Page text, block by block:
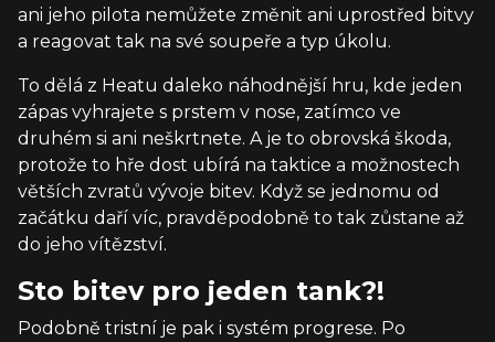
ani jeho pilota nemůžete změnit ani uprostřed bitvy
a reagovat tak na své soupeře a typ úkolu.
To dělá z Heatu daleko náhodnější hru, kde jeden
zápas vyhrajete s prstem v nose, zatímco ve
druhém si ani neškrtnete. A je to obrovská škoda,
protože to hře dost ubírá na taktice a možnostech
větších zvratů vývoje bitev. Když se jednomu od
začátku daří víc, pravděpodobně to tak zůstane až
do jeho vítězství.
Sto bitev pro jeden tank?!
Podobně tristní je pak i systém progrese. Po